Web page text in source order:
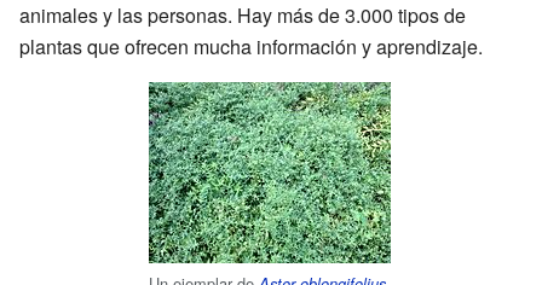
animales y las personas. Hay más de 3.000 tipos de
plantas que ofrecen mucha información y aprendizaje.